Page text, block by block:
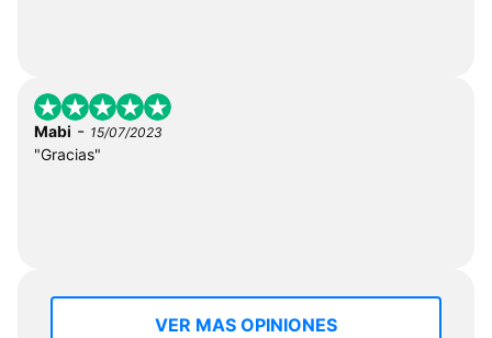
Mabi - 15/07/2023
"Gracias"
VER MAS OPINIONES